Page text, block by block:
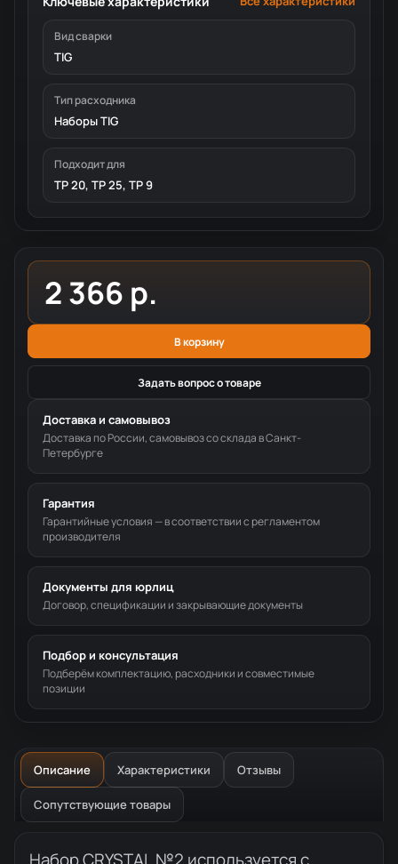
Вид сварки
TIG
Тип расходника
Наборы TIG
Подходит для
TP 20, TP 25, TP 9
2 366 р.
В корзину
Задать вопрос о товаре
Доставка и самовывоз
Доставка по России, самовывоз со склада в Санкт-
Петербурге
Гарантия
Гарантийные условия — в соответствии с регламентом
производителя
Документы для юрлиц
Договор, спецификации и закрывающие документы
Подбор и консультация
Подберём комплектацию, расходники и совместимые
позиции
Описание Характеристики Отзывы
Сопутствующие товары